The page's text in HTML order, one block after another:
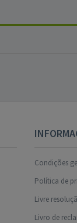
Condições
Política de
Livre
Livro de